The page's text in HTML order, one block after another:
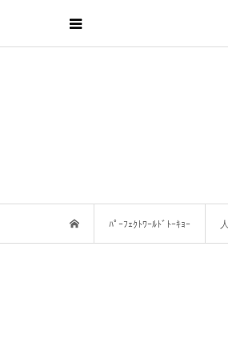
ﾊﾟｰﾌｪｸﾄﾜｰﾙﾄﾞﾄｰｷｮｰ